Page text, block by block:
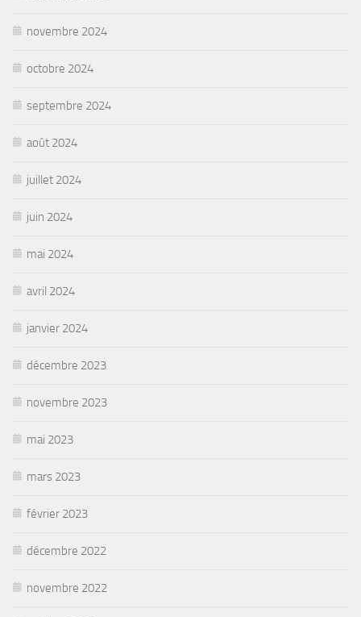
novembre 2024
octobre 2024
septembre 2024
août 2024
juillet 2024
juin 2024
mai 2024
avril 2024
janvier 2024
décembre 2023
novembre 2023
mai 2023
mars 2023
février 2023
décembre 2022
novembre 2022